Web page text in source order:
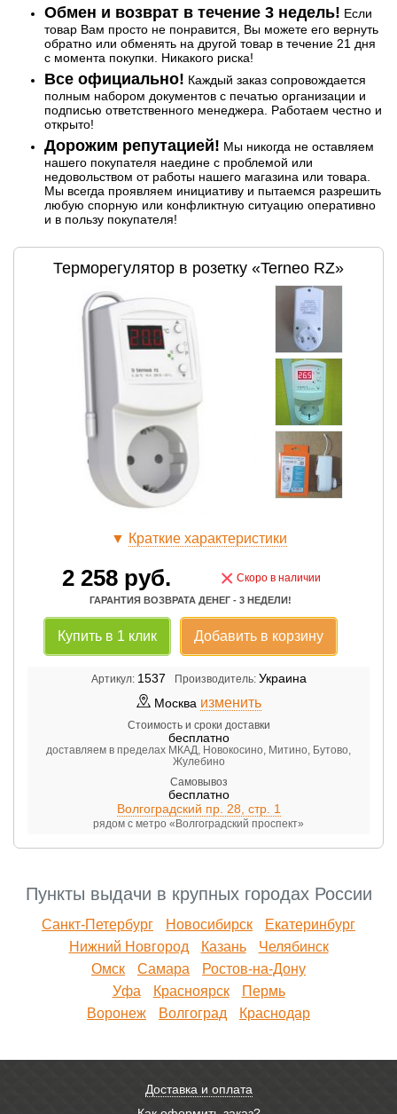
Обмен и возврат в течение 3 недель! Если
товар Вам просто не понравится, Вы можете его вернуть
обратно или обменять на другой товар в течение 21 дня
с момента покупки. Никакого риска!
Все официально! Каждый заказ сопровождается
полным набором документов с печатью организации и
подписью ответственного менеджера. Работаем честно и
открыто!
Дорожим репутацией! Мы никогда не оставляем
нашего покупателя наедине с проблемой или
недовольством от работы нашего магазина или товара.
Мы всегда проявляем инициативу и пытаемся разрешить
любую спорную или конфликтную ситуацию оперативно
и в пользу покупателя!
Терморегулятор в розетку «Terneo RZ»
▼ Краткие характеристики
2 258руб. × Скоро в наличии
ГАРАНТИЯ ВОЗВРАТА ДЕНЕГ - 3 НЕДЕЛИ!
Купить в 1 клик Добавить в корзину
Артикул: 1537 Производитель: Украина
Москва изменить
Стоимость и сроки доставки
бесплатно
доставляем в пределах МКАД, Новокосино, Митино, Бутово,
Жулебино
Самовывоз
бесплатно
Волгоградский пр. 28, стр. 1
рядом с метро «Волгоградский проспект»
Пункты выдачи в крупных городах России
Санкт-Петербург Новосибирск
Екатеринбург
Нижний Новгород
Казань
Челябинск
Омск
Самара
Ростов-на-Дону
Уфа
Красноярск
Пермь
Воронеж
Волгоград Краснодар
Доставка и оплата